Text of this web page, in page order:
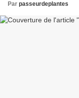
Par passeurdeplantes